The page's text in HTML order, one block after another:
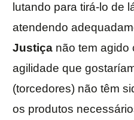
lutando para tirá-lo de
atendendo
Justiça não tem agido
agilidade que
(torcedores) não têm
os produtos